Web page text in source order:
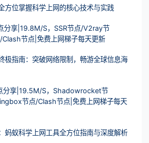
方位掌握科学上网的核心技术与实践
分享|19.8M/S，SSR节点/V2ray节
节点|免费上网梯子每天更新
极指南：突破网络限制，畅游全球信息海
分享|19.5M/S，Shadowrocket节
节点/Clash节点|免费上网梯子每天
蚂蚁科学上网工具全方位指南与深度解析